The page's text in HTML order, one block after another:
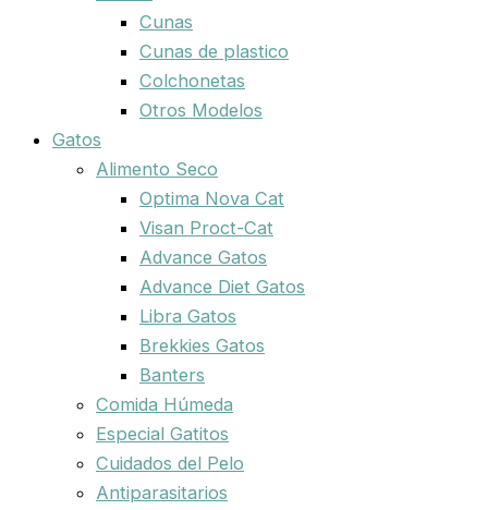
Cunas
Cunas de plastico
Colchonetas
Otros Modelos
Gatos
Alimento Seco
Optima Nova Cat
Visan Proct-Cat
Advance Gatos
Advance Diet Gatos
Libra Gatos
Brekkies Gatos
Banters
Comida Húmeda
Especial Gatitos
Cuidados del Pelo
Antiparasitarios